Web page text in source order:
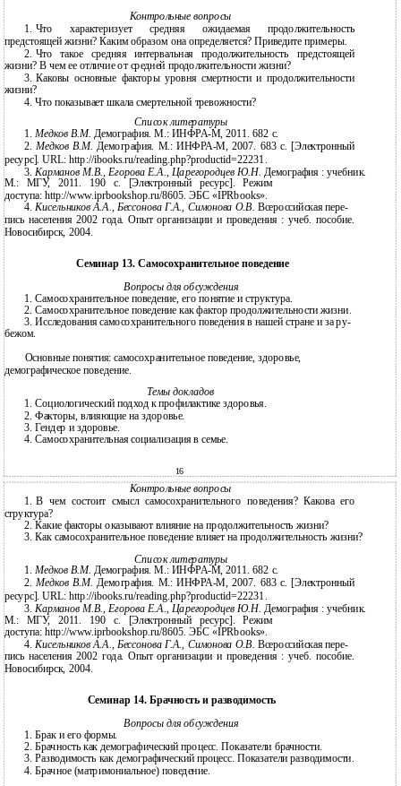
Контрольные вопросы
1. Что характеризует средняя ожидаемая продолжительность
предстоящей жизни? Каким образом она определяется? Приведите примеры.
2. Что такое средняя интервальная продолжительность предстоящей
жизни? В чем ее отличие от средней продолжительности жизни?
3. Каковы основные факторы уровня смертности и продолжительности
жизни?
4. Что показывает шкала смертельной тревожности?
Список литературы
1. Медков В.М.Демография. М.: ИНФРА-М, 2011. 682 с.
2. Медков В.М.Демография. М.: ИНФРА-М, 2007. 683 с. [Электронный
ресурс]. URL: http://ibooks.ru/reading.php?productid=22231.
3. Карманов М.В., Егорова Е.А., Царегородцев Ю.Н. Демография : учебник.
М.: МГУ, 2011. 190 c. [Электронный ресурс]. Режим
доступа: http://www.iprbookshop.ru/8605. ЭБС «IPRbooks».
4. Кисельников А.А., Бессонова Г.А., Симонова О.В. Всероссийская пере-
пись населения 2002 года. Опыт организации и проведения : учеб. пособие.
Новосибирск, 2004.
Семинар 13. Самосохранительное поведение
Вопросы для обсуждения
1. Самосохранительное поведение, его понятие и структура.
2. Самосохранительное поведение как фактор продолжительности жизни.
3. Исследования самосохранительного поведения в нашей стране и за ру-
бежом.
Основные понятия: самосохранительное поведение, здоровье,
демографическое поведение.
Темы докладов
1. Социологический подход к профилактике здоровья.
2. Факторы, влияющие на здоровье.
3. Гендер и здоровье.
4. Самосохранительная социализация в семье.
16
Контрольные вопросы
1. В чем состоит смысл самосохранительного поведения? Какова его
структура?
2. Какие факторы оказывают влияние на продолжительность жизни?
3. Как самосохранительное поведение влияет на продолжительность жизни?
Список литературы
1. Медков В.М.Демография. М.: ИНФРА-М, 2011. 682 с.
2. Медков В.М.Демография. М.: ИНФРА-М, 2007. 683 с. [Электронный
ресурс]. URL: http://ibooks.ru/reading.php?productid=22231.
3. Карманов М.В., Егорова Е.А., Царегородцев Ю.Н. Демография : учебник.
М.: МГУ, 2011. 190 c. [Электронный ресурс]. Режим
доступа: http://www.iprbookshop.ru/8605. ЭБС «IPRbooks».
4. Кисельников А.А., Бессонова Г.А., Симонова О.В. Всероссийская пере-
пись населения 2002 года. Опыт организации и проведения : учеб. пособие.
Новосибирск, 2004.
Семинар 14. Брачность и разводимость
Вопросы для обсуждения
1. Брак и его формы.
2. Брачность как демографический процесс. Показатели брачности.
3. Разводимость как демографический процесс. Показатели разводимости.
4. Брачное (матримониальное) поведение.